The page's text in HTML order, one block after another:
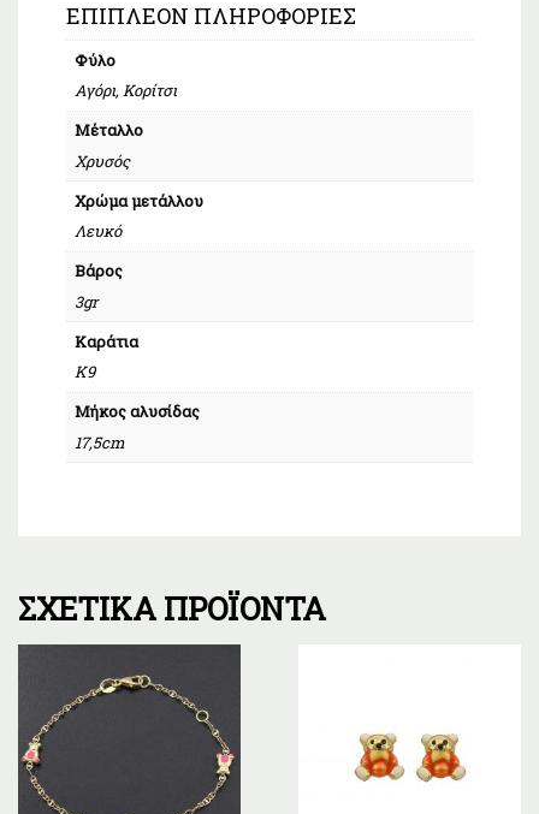
ΕΠΙΠΛΈΟΝ ΠΛΗΡΟΦΟΡΊΕΣ
Φύλο
Αγόρι, Κορίτσι
Μέταλλο
Χρυσός
Χρώμα μετάλλου
Λευκό
Βάρος
3gr
Καράτια
Κ9
Μήκος αλυσίδας
17,5cm
ΣΧΕΤΙΚΆ ΠΡΟΪΌΝΤΑ